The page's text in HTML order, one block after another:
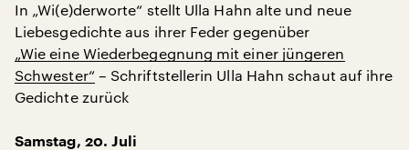
In „Wi(e)derworte“ stellt Ulla Hahn alte und neue
Liebesgedichte aus ihrer Feder gegenüber
„Wie eine Wiederbegegnung mit einer jüngeren
Schwester“ – Schriftstellerin Ulla Hahn schaut auf ihre
Gedichte zurück
Samstag, 20. Juli